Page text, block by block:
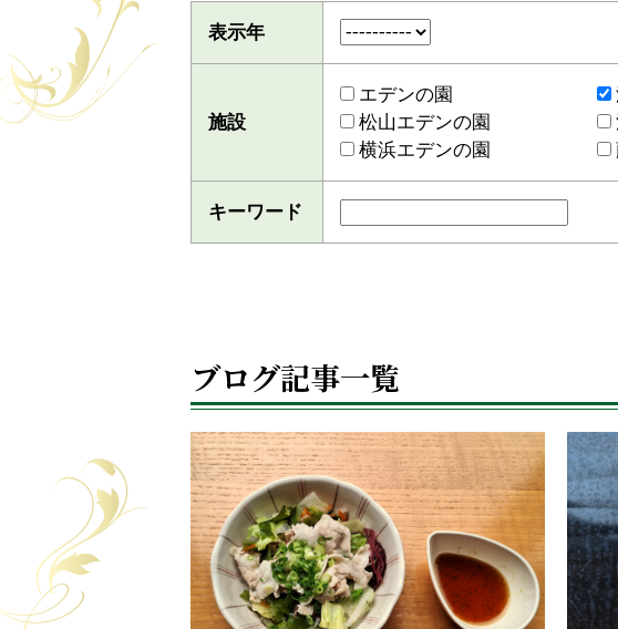
表示年
施設
エデンの園
松山エデンの園
横浜エデンの園
キーワード
ブログ記事一覧